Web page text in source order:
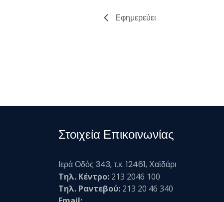
Εφημερεύει
Στοιχεία Επικοινωνίας
Ιερά Οδός 343, τ.κ. 12461, Χαϊδάρι
Τηλ. Κέντρο: 213 2046 100
Τηλ. Ραντεβού: 213 20 46 340